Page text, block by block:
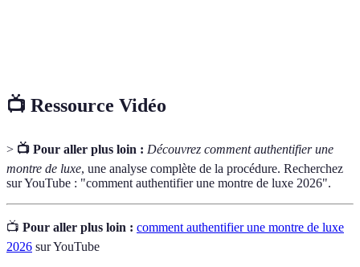
📺 Ressource Vidéo
> 📺 Pour aller plus loin : Découvrez comment authentifier une
montre de luxe, une analyse complète de la procédure. Recherchez
sur YouTube : "comment authentifier une montre de luxe 2026".
📺 Pour aller plus loin : comment authentifier une montre de luxe
2026 sur YouTube